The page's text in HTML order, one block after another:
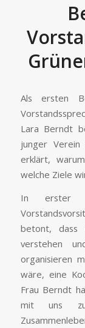
Als ersten
Lara Berndt
junger
erklärt,
welche Ziele
In erster
betont, dass
verstehen
organisieren
wäre, eine
Frau Berndt
mit uns